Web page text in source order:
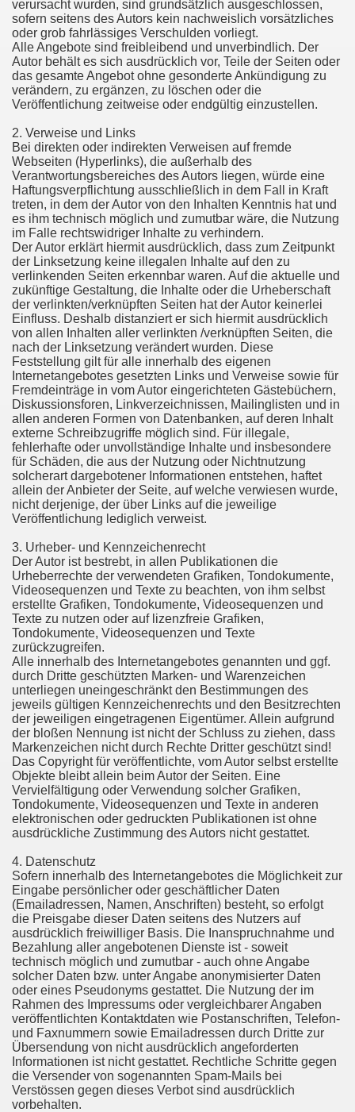
verursacht wurden, sind grundsätzlich ausgeschlossen,
sofern seitens des Autors kein nachweislich vorsätzliches
oder grob fahrlässiges Verschulden vorliegt.
Alle Angebote sind freibleibend und unverbindlich. Der
Autor behält es sich ausdrücklich vor, Teile der Seiten oder
das gesamte Angebot ohne gesonderte Ankündigung zu
verändern, zu ergänzen, zu löschen oder die
Veröffentlichung zeitweise oder endgültig einzustellen.
2. Verweise und Links
Bei direkten oder indirekten Verweisen auf fremde
Webseiten (Hyperlinks), die außerhalb des
Verantwortungsbereiches des Autors liegen, würde eine
Haftungsverpflichtung ausschließlich in dem Fall in Kraft
treten, in dem der Autor von den Inhalten Kenntnis hat und
es ihm technisch möglich und zumutbar wäre, die Nutzung
im Falle rechtswidriger Inhalte zu verhindern.
Der Autor erklärt hiermit ausdrücklich, dass zum Zeitpunkt
der Linksetzung keine illegalen Inhalte auf den zu
verlinkenden Seiten erkennbar waren. Auf die aktuelle und
zukünftige Gestaltung, die Inhalte oder die Urheberschaft
der verlinkten/verknüpften Seiten hat der Autor keinerlei
Einfluss. Deshalb distanziert er sich hiermit ausdrücklich
von allen Inhalten aller verlinkten /verknüpften Seiten, die
nach der Linksetzung verändert wurden. Diese
Feststellung gilt für alle innerhalb des eigenen
Internetangebotes gesetzten Links und Verweise sowie für
Fremdeinträge in vom Autor eingerichteten Gästebüchern,
Diskussionsforen, Linkverzeichnissen, Mailinglisten und in
allen anderen Formen von Datenbanken, auf deren Inhalt
externe Schreibzugriffe möglich sind. Für illegale,
fehlerhafte oder unvollständige Inhalte und insbesondere
für Schäden, die aus der Nutzung oder Nichtnutzung
solcherart dargebotener Informationen entstehen, haftet
allein der Anbieter der Seite, auf welche verwiesen wurde,
nicht derjenige, der über Links auf die jeweilige
Veröffentlichung lediglich verweist.
3. Urheber- und Kennzeichenrecht
Der Autor ist bestrebt, in allen Publikationen die
Urheberrechte der verwendeten Grafiken, Tondokumente,
Videosequenzen und Texte zu beachten, von ihm selbst
erstellte Grafiken, Tondokumente, Videosequenzen und
Texte zu nutzen oder auf lizenzfreie Grafiken,
Tondokumente, Videosequenzen und Texte
zurückzugreifen.
Alle innerhalb des Internetangebotes genannten und ggf.
durch Dritte geschützten Marken- und Warenzeichen
unterliegen uneingeschränkt den Bestimmungen des
jeweils gültigen Kennzeichenrechts und den Besitzrechten
der jeweiligen eingetragenen Eigentümer. Allein aufgrund
der bloßen Nennung ist nicht der Schluss zu ziehen, dass
Markenzeichen nicht durch Rechte Dritter geschützt sind!
Das Copyright für veröffentlichte, vom Autor selbst erstellte
Objekte bleibt allein beim Autor der Seiten. Eine
Vervielfältigung oder Verwendung solcher Grafiken,
Tondokumente, Videosequenzen und Texte in anderen
elektronischen oder gedruckten Publikationen ist ohne
ausdrückliche Zustimmung des Autors nicht gestattet.
4. Datenschutz
Sofern innerhalb des Internetangebotes die Möglichkeit zur
Eingabe persönlicher oder geschäftlicher Daten
(Emailadressen, Namen, Anschriften) besteht, so erfolgt
die Preisgabe dieser Daten seitens des Nutzers auf
ausdrücklich freiwilliger Basis. Die Inanspruchnahme und
Bezahlung aller angebotenen Dienste ist - soweit
technisch möglich und zumutbar - auch ohne Angabe
solcher Daten bzw. unter Angabe anonymisierter Daten
oder eines Pseudonyms gestattet. Die Nutzung der im
Rahmen des Impressums oder vergleichbarer Angaben
veröffentlichten Kontaktdaten wie Postanschriften, Telefon-
und Faxnummern sowie Emailadressen durch Dritte zur
Übersendung von nicht ausdrücklich angeforderten
Informationen ist nicht gestattet. Rechtliche Schritte gegen
die Versender von sogenannten Spam-Mails bei
Verstössen gegen dieses Verbot sind ausdrücklich
vorbehalten.